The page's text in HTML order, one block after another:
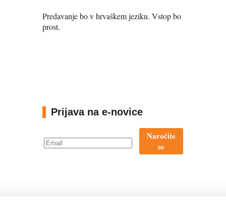
Predavanje bo v hrvaškem jeziku. Vstop bo
prost.
Prijava na e-novice
Naročite
se